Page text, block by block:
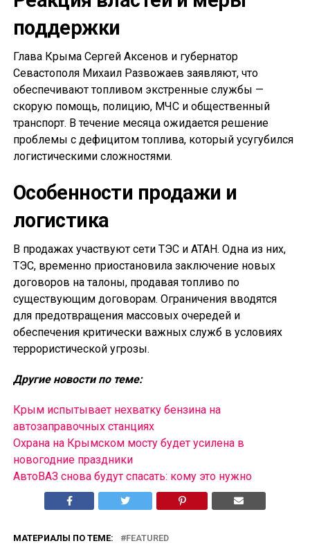
поддержки
Глава Крыма Сергей Аксенов и губернатор
Севастополя Михаил Развожаев заявляют, что
обеспечивают топливом экстренные службы —
скорую помощь, полицию, МЧС и общественный
транспорт. В течение месяца ожидается решение
проблемы с дефицитом топлива, который усугубился
логистическими сложностями.
Особенности продажи и
логистика
В продажах участвуют сети ТЭС и АТАН. Одна из них,
ТЭС, временно приостановила заключение новых
договоров на талоны, продавая топливо по
существующим договорам. Ограничения вводятся
для предотвращения массовых очередей и
обеспечения критически важных служб в условиях
террористической угрозы.
Другие новости по теме:
Крым испытывает нехватку бензина на
автозаправочных станциях
Охрана на Крымском мосту будет усилена в
новогодние праздники
АвтоВАЗ снова будут спасать: кому это нужно
МАТЕРИАЛЫ ПО ТЕМЕ: FEATURED